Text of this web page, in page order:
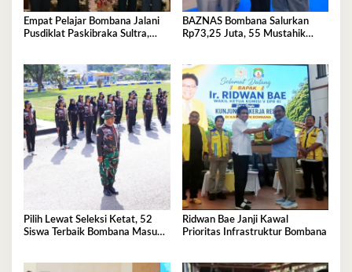
Empat Pelajar Bombana Jalani
Pusdiklat Paskibraka Sultra,
BAZNAS Bombana Salurkan
Rp73,25 Juta, 55 Mustahik
Pilih Lewat Seleksi Ketat, 52
Siswa Terbaik Bombana Masuk
Ridwan Bae Janji Kawal
Prioritas Infrastruktur Bombana